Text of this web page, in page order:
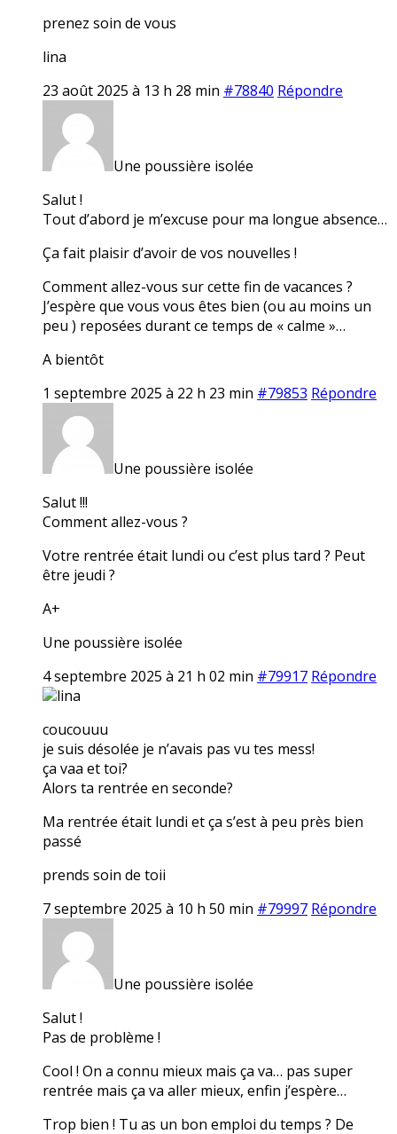
prenez soin de vous
lina
23 août 2025 à 13 h 28 min #78840 Répondre
Une poussière isolée
Salut !
Tout d’abord je m’excuse pour ma longue absence…
Ça fait plaisir d’avoir de vos nouvelles !
Comment allez-vous sur cette fin de vacances ?
J’espère que vous vous êtes bien (ou au moins un
peu ) reposées durant ce temps de « calme »…
A bientôt
1 septembre 2025 à 22 h 23 min #79853 Répondre
Une poussière isolée
Salut !!!
Comment allez-vous ?
Votre rentrée était lundi ou c’est plus tard ? Peut
être jeudi ?
A+
Une poussière isolée
4 septembre 2025 à 21 h 02 min #79917 Répondre
lina
coucouuu
je suis désolée je n’avais pas vu tes mess!
ça vaa et toi?
Alors ta rentrée en seconde?
Ma rentrée était lundi et ça s’est à peu près bien
passé
prends soin de toii
7 septembre 2025 à 10 h 50 min #79997 Répondre
Une poussière isolée
Salut !
Pas de problème !
Cool ! On a connu mieux mais ça va… pas super
rentrée mais ça va aller mieux, enfin j’espère…
Trop bien ! Tu as un bon emploi du temps ? De